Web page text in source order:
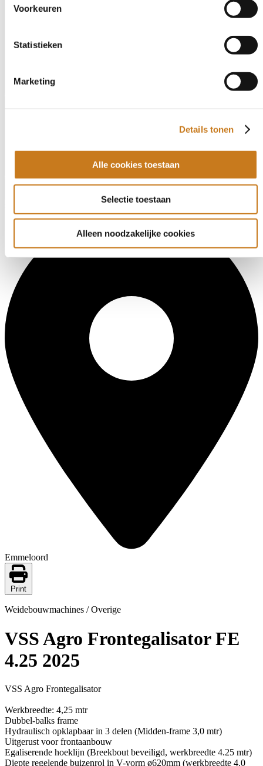
Voorkeuren
Statistieken
Marketing
Details tonen
Alle cookies toestaan
Selectie toestaan
Alleen noodzakelijke cookies
Next
Emmeloord
Print
Weidebouwmachines / Overige
VSS Agro Frontegalisator FE
4.25 2025
VSS Agro Frontegalisator
Werkbreedte: 4,25 mtr
Dubbel-balks frame
Hydraulisch opklapbaar in 3 delen (Midden-frame 3,0 mtr)
Uitgerust voor frontaanbouw
Egaliserende hoeklijn (Breekbout beveiligd, werkbreedte 4.25 mtr)
Diepte regelende buizenrol in V-vorm ø620mm (werkbreedte 4.0